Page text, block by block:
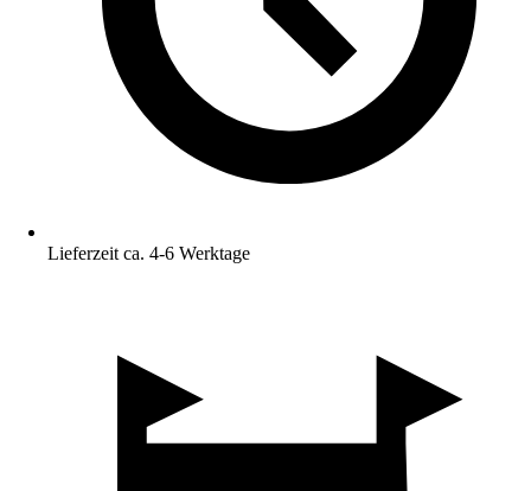
Lieferzeit ca. 4-6 Werktage